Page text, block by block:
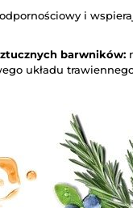
i
barwników:
układu